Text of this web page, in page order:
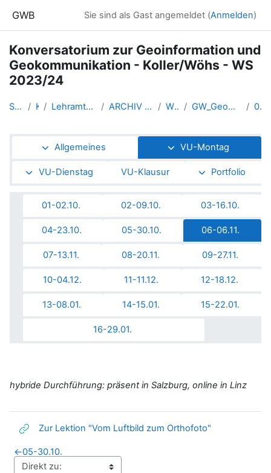
GWB Sie sind als Gast angemeldet (Anmelden)
Konversatorium zur Geoinformation und
Geokommunikation - Koller/Wöhs - WS
2023/24
Startseite Kurse Lehramtsausbildung GW im Clust... ARCHIV - Lehrveranstaltungen a... WS_2023/24 GW_Geomedien_KOGeoinformation_... 06-06.11.
Abschnittsübersicht
Allgemeines VU-Montag
VU-Dienstag VU-Klausur Portfolio
01-02.10. 02-09.10. 03-16.10.
04-23.10. 05-30.10. 06-06.11.
07-13.11. 08-20.11. 09-27.11.
10-04.12. 11-11.12. 12-18.12.
13-08.01. 14-15.01. 15-22.01.
16-29.01.
hybride Durchführung: präsent in Salzburg, online in Linz
Zur Lektion "Vom Luftbild zum Orthofoto"
←05-30.10.